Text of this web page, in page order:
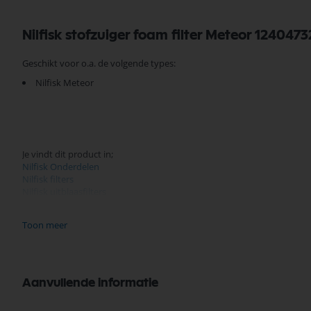
Nilfisk stofzuiger foam filter Meteor
Geschikt voor o.a. de volgende types:
Nilfisk Meteor
Je vindt dit product in;
Nilfisk Onderdelen
Filter
Nilfisk Onderdelen
Toon meer
Aanvullende informatie